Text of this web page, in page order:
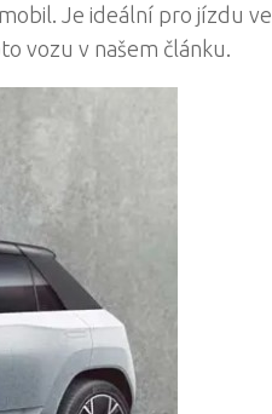
Je ideální pro jízdu ve
vozu v našem článku.